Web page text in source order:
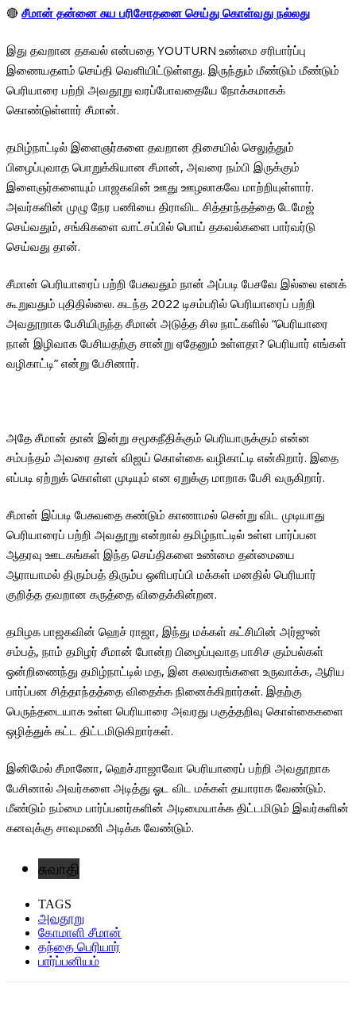
🔴 சீமான் தன்னை சுய பரிசோதனை செய்து கொள்வது நல்லது
இது தவறான தகவல் என்பதை YOUTURN உண்மை சரிபார்ப்பு
இணையதளம் செய்தி வெளியிட்டுள்ளது. இருந்தும் மீண்டும் மீண்டும்
பெரியாரை பற்றி அவதூறு வரப்போவதையே நோக்கமாகக்
கொண்டுள்ளார் சீமான்.
தமிழ்நாட்டில் இளைஞர்களை தவறான திசையில் செலுத்தும்
பிழைப்புவாத பொறுக்கியான சீமான், அவரை நம்பி இருக்கும்
இளைஞர்களையும் பாஜகவின் ஊது ஊழலாகவே மாற்றியுள்ளார்.
அவர்களின் முழு நேர பணியை திராவிட சித்தாந்தத்தை டேமேஜ்
செய்வதும், சங்கிகளை வாட்சப்பில் பொய் தகவல்களை பார்வர்டு
செய்வது தான்.
சீமான் பெரியாரைப் பற்றி பேசுவதும் நான் அப்படி பேசவே இல்லை எனக்
கூறுவதும் புதிதில்லை. கடந்த 2022 டிசம்பரில் பெரியாரைப் பற்றி
அவதூறாக பேசியிருந்த சீமான் அடுத்த சில நாட்களில் “பெரியாரை
நான் இழிவாக பேசியதற்கு சான்று ஏதேனும் உள்ளதா? பெரியார் எங்கள்
வழிகாட்டி” என்று பேசினார்.
அதே சீமான் தான் இன்று சமூகநீதிக்கும் பெரியாருக்கும் என்ன
சம்பந்தம் அவரை தான் விஜய் கொள்கை வழிகாட்டி என்கிறார். இதை
எப்படி ஏற்றுக் கொள்ள முடியும் என ஏறுக்கு மாறாக பேசி வருகிறார்.
சீமான் இப்படி பேசுவதை கண்டும் காணாமல் சென்று விட முடியாது
பெரியாரைப் பற்றி அவதூறு என்றால் தமிழ்நாட்டில் உள்ள பார்ப்பன
ஆதரவு ஊடகங்கள் இந்த செய்திகளை உண்மை தன்மையை
ஆராயாமல் திரும்பத் திரும்ப ஒளிபரப்பி மக்கள் மனதில் பெரியார்
குறித்த தவறான கருத்தை விதைக்கின்றன.
தமிழக பாஜகவின் ஹெச் ராஜா, இந்து மக்கள் கட்சியின் அர்ஜுன்
சம்பத், நாம் தமிழர் சீமான் போன்ற பிழைப்புவாத பாசிச கும்பல்கள்
ஒன்றிணைந்து தமிழ்நாட்டில் மத, இன கலவரங்களை உருவாக்க, ஆரிய
பார்ப்பன சித்தாந்தத்தை விதைக்க நினைக்கிறார்கள். இதற்கு
பெருந்தடையாக உள்ள பெரியாரை அவரது பகுத்தறிவு கொள்கைகளை
ஒழித்துக் கட்ட திட்டமிடுகிறார்கள்.
இனிமேல் சீமானோ, ஹெச்.ராஜாவோ பெரியாரைப் பற்றி அவதூறாக
பேசினால் அவர்களை அடித்து ஓட விட மக்கள் தயாராக வேண்டும்.
மீண்டும் நம்மை பார்ப்பனர்களின் அடிமையாக்க திட்டமிடும் இவர்களின்
கனவுக்கு சாவுமணி அடிக்க வேண்டும்.
சுவாதி
TAGS
அவதூறு
கோமாளி சீமான்
தந்தை பெரியார்
பார்ப்பனியம்